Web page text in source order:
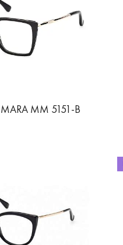
MM 5151-B